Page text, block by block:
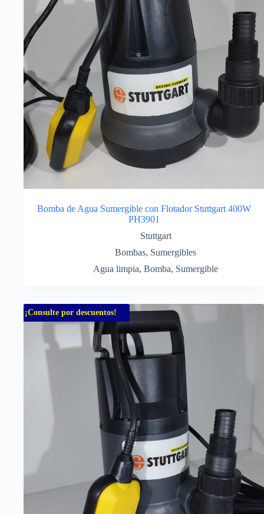
Bomba de Agua Sumergible con Flotador Stuttgart 400W
PH3901
Stuttgart
Bombas, Sumergibles
Agua limpia, Bomba, Sumergible
¡Consulte por descuentos!